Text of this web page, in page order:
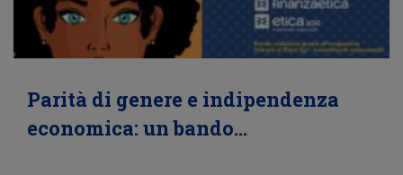
Parità di genere e indipendenza
economica: un bando…